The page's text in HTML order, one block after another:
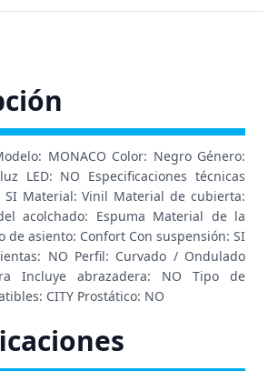
MONACO Color: Negro Género:
LED: NO Especificaciones técnicas
SI Material: Vinil Material de cubierta:
acolchado: Espuma Material de la
de asiento: Confort Con suspensión: SI
NO Perfil: Curvado / Ondulado
Incluye abrazadera: NO Tipo de
CITY Prostático: NO